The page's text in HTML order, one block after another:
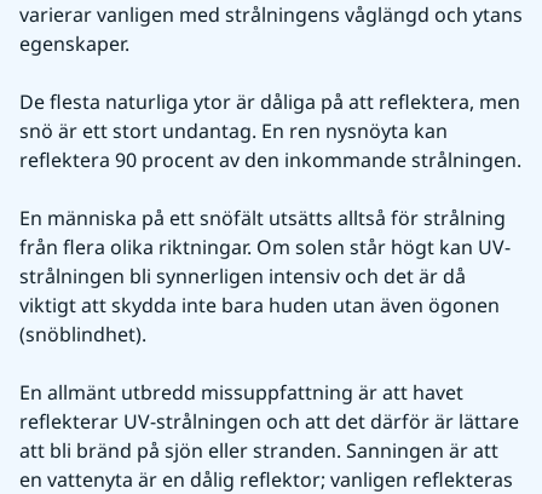
varierar vanligen med strålningens våglängd och ytans
egenskaper.
De flesta naturliga ytor är dåliga på att reflektera, men
snö är ett stort undantag. En ren nysnöyta kan
reflektera 90 procent av den inkommande strålningen.
En människa på ett snöfält utsätts alltså för strålning
från flera olika riktningar. Om solen står högt kan UV-
strålningen bli synnerligen intensiv och det är då
viktigt att skydda inte bara huden utan även ögonen
(snöblindhet).
En allmänt utbredd missuppfattning är att havet
reflekterar UV-strålningen och att det därför är lättare
att bli bränd på sjön eller stranden. Sanningen är att
en vattenyta är en dålig reflektor; vanligen reflekteras